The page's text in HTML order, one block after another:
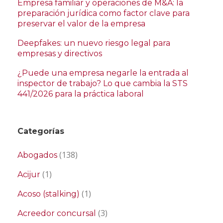
Empresa familiar y operaciones de M&A: la
preparación jurídica como factor clave para
preservar el valor de la empresa
Deepfakes: un nuevo riesgo legal para
empresas y directivos
¿Puede una empresa negarle la entrada al
inspector de trabajo? Lo que cambia la STS
441/2026 para la práctica laboral
Categorías
Abogados (138)
Acijur (1)
Acoso (stalking) (1)
Acreedor concursal (3)